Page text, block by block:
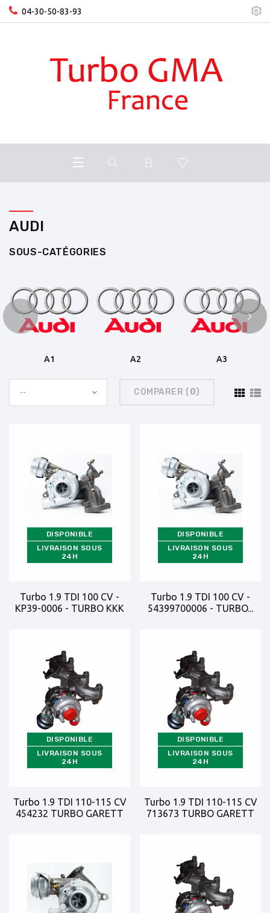
04-30-50-83-93
AUDI
SOUS-CATÉGORIES
A1 A2 A3
-- COMPARER (0)
DISPONIBLE
LIVRAISON SOUS
24H
Turbo 1.9 TDI 100 CV -
KP39-0006 - TURBO KKK
DISPONIBLE
LIVRAISON SOUS
24H
Turbo 1.9 TDI 100 CV -
54399700006 - TURBO...
DISPONIBLE
LIVRAISON SOUS
24H
Turbo 1.9 TDI 110-115 CV
454232 TURBO GARETT
DISPONIBLE
LIVRAISON SOUS
24H
Turbo 1.9 TDI 110-115 CV
713673 TURBO GARETT